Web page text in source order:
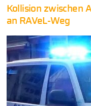
Kollision zwischen
an RAVeL-Weg